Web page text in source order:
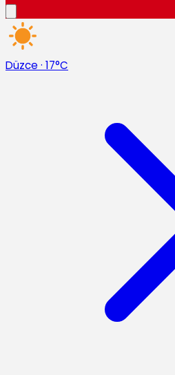
Düzce · 17°C